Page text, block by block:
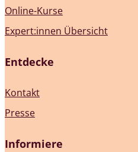
Online-Kurse
Expert:innen Übersicht
Entdecke
Kontakt
Presse
Informiere